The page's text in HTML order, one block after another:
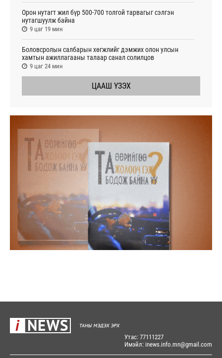
Орон нутагт жил бүр 500-700 толгой тарвагыг сэлгэн
нутагшуулж байна
9 цаг 19 мин
Боловсролын салбарын хөгжлийг дэмжих олон улсын
хамтын ажиллагааны талаар санал солилцов
9 цаг 24 мин
ЦААШ ҮЗЭХ
Утас: 77111227
Имэйл: inews.info.mn@gmail.com